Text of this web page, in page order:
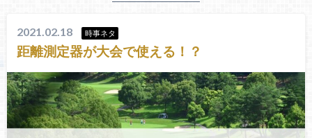
2021.02.18 時事ネタ
距離測定器が大会で使える！？